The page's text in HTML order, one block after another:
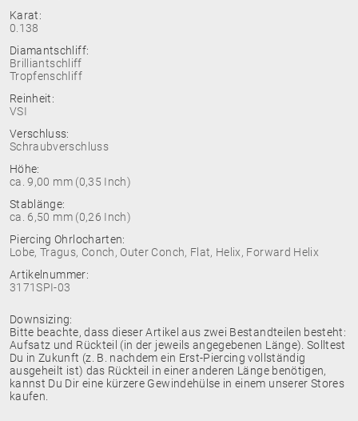
Karat:
0.138
Diamantschliff:
Brilliantschliff
Tropfenschliff
Reinheit:
VSI
Verschluss:
Schraubverschluss
Höhe:
ca. 9,00 mm (0,35 Inch)
Stablänge:
ca. 6,50 mm (0,26 Inch)
Piercing Ohrlocharten:
Lobe, Tragus, Conch, Outer Conch, Flat, Helix, Forward Helix
Artikelnummer:
3171SPI-03
Downsizing:
Bitte beachte, dass dieser Artikel aus zwei Bestandteilen besteht:
Aufsatz und Rückteil (in der jeweils angegebenen Länge). Solltest
Du in Zukunft (z. B. nachdem ein Erst-Piercing vollständig
ausgeheilt ist) das Rückteil in einer anderen Länge benötigen,
kannst Du Dir eine kürzere Gewindehülse in einem unserer Stores
kaufen.